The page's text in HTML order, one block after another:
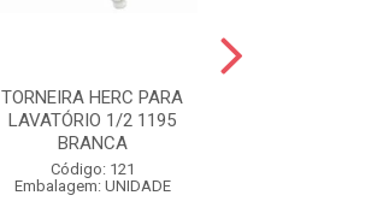
TORNEIRA HERC PARA
LAVATÓRIO 1/2 1195
BRANCA
Código: 121
Embalagem: UNIDADE